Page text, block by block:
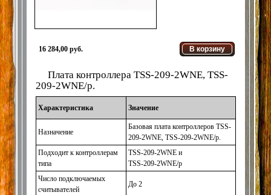
16 284,00 руб. В корзину
Плата контроллера TSS-209-2WNE, TSS-
209-2WNE/p.
Характеристика Значение
Назначение
Базовая плата контроллеров TSS-
209-2WNE, TSS-209-2WNE/p.
Подходит к контроллерам
типа
TSS-209-2WNE и
TSS-209-2WNE/p
Число подключаемых
считывателей
До 2